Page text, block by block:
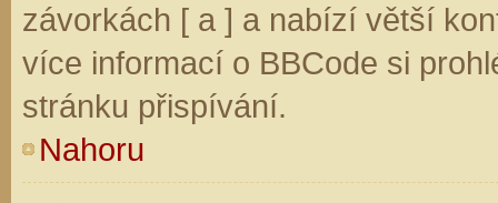
závorkách [ a ] a nabízí větší
více informací o BBCode si
stránku přispívání.
Nahoru